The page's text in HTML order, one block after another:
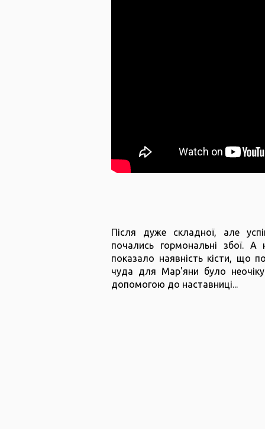
Після дуже складної, але
почались гормональні збої.
показало наявність кісти, що
чуда для Мар'яни було
допомогою до наставниці...